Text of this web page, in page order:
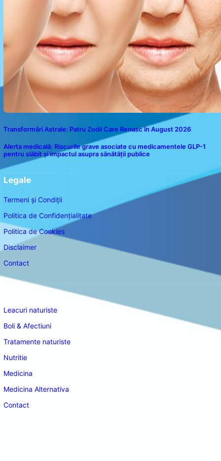
Transformări Astrale: Patru Zodii Care Renasc în August 2026
Alerta medicală: Riscurile grave asociate cu medicamentele GLP-1
pentru slăbit și impactul asupra sănătății publice
Legale
Termeni și Condiții
Politica de Confidențialitate
Politica de Cookies
Disclaimer
Contact
Leacuri naturiste
Boli & Afectiuni
Tratamente naturiste
Nutritie
Medicina
Medicina Alternativa
Contact